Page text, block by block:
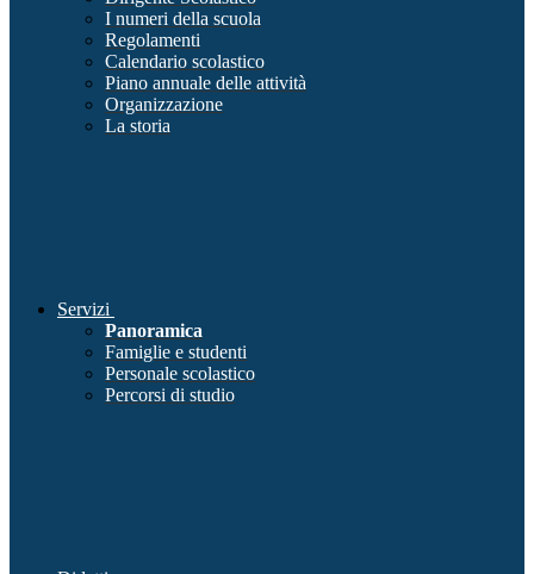
I numeri della scuola
Regolamenti
Calendario scolastico
Piano annuale delle attività
Organizzazione
La storia
Servizi
Panoramica
Famiglie e studenti
Personale scolastico
Percorsi di studio